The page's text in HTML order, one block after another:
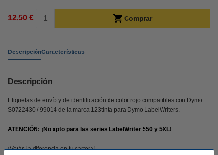
12,50 € Comprar
DescripciónCaracterísticas
Descripción
Etiquetas de envío y de identificación de color rojo compatibles con Dymo
S0722430 / 99014 de la marca 123tinta para Dymo LabelWriters.
ATENCIÓN: ¡No apto para las series LabelWriter 550 y 5XL!
¡Verás la diferencia en tu cartera!